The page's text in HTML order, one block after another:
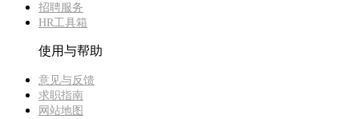
招聘服务
HR工具箱
使用与帮助
意见与反馈
求职指南
网站地图